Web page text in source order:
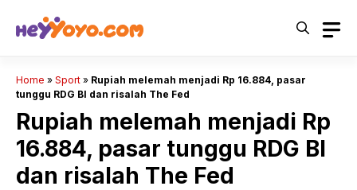
Home » Sport » Rupiah melemah menjadi Rp 16.884, pasar
tunggu RDG BI dan risalah The Fed
Rupiah melemah menjadi Rp
16.884, pasar tunggu RDG BI
dan risalah The Fed